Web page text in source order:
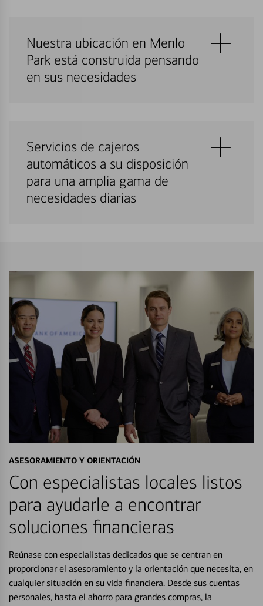
Nuestra ubicación en Menlo
Park está construida pensando
en sus necesidades
Servicios de cajeros
automáticos a su disposición
para una amplia gama de
necesidades diarias
ASESORAMIENTO Y ORIENTACIÓN
Con especialistas locales listos
para ayudarle a encontrar
soluciones financieras
Reúnase con especialistas dedicados que se centran en
proporcionar el asesoramiento y la orientación que necesita, en
cualquier situación en su vida financiera. Desde sus cuentas
personales, hasta el ahorro para grandes compras, la